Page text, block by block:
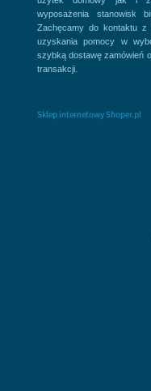
wyposażenia stanowisk
Zachęcamy do kontaktu z
uzyskania pomocy w
szybką dostawę zamówień
transakcji.
Sklep internetowy Shoper.pl